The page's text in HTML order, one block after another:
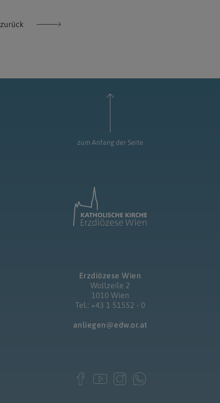
zurück
zum Anfang der Seite
Erzdiözese Wien
Wollzeile 2
1010 Wien
Tel.: +43 1 51552 - 0
anliegen@edw.or.at